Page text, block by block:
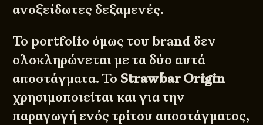
ανοξείδωτες δεξαμενές.
Το portfolio όμως του brand δεν
ολοκληρώνεται με τα δύο αυτά
αποστάγματα. Το Strawbar Origin
χρησιμοποιείται και για την
παραγωγή ενός τρίτου αποστάγματος,